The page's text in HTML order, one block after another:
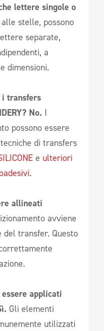
lettere singole o
stelle, possono
separate,
a
dimensioni.
i transfers
No. I
possono essere
di transfers
e ulteriori
allineati
avviene
transfer. Questo
applicati
Gli elementi
utilizzati